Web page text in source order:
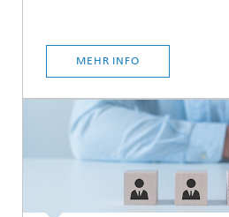
MEHR INFO